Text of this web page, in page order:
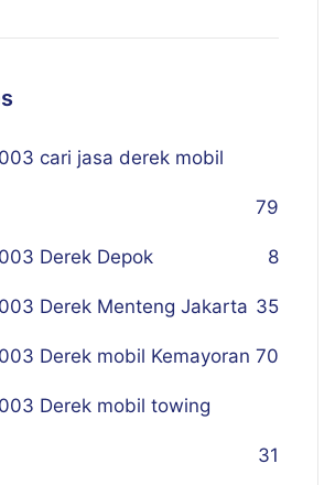
cari jasa derek mobil
79
Derek Depok 8
Derek Menteng Jakarta 35
Derek mobil Kemayoran 70
Derek mobil towing
31